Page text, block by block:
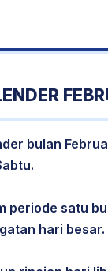
bulan
periode satu
hari besar.